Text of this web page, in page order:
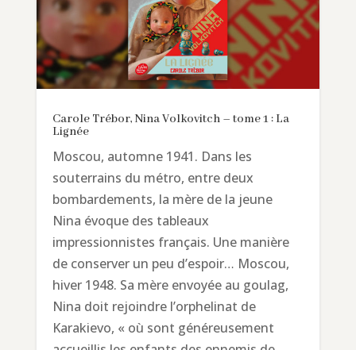
Carole Trébor, Nina Volkovitch – tome 1 : La
Lignée
Moscou, automne 1941. Dans les
souterrains du métro, entre deux
bombardements, la mère de la jeune
Nina évoque des tableaux
impressionnistes français. Une manière
de conserver un peu d’espoir… Moscou,
hiver 1948. Sa mère envoyée au goulag,
Nina doit rejoindre l’orphelinat de
Karakievo, « où sont généreusement